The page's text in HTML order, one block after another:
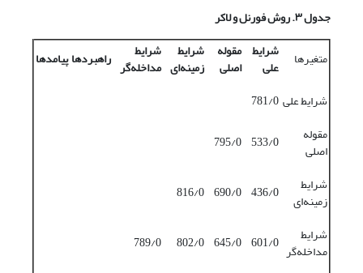
جدول ۳. روش فورنل و لاکر
متغیرها
شرایط
علی
مقوله
اصلی
شرایط
زمینه‌ای
شرایط
مداخله‌گر راهبردهاپیامدها
شرایط علی781/0
مقوله
اصلی 533/0
795/0
شرایط
زمینه‌ای 436/0
690/0
816/0
شرایط
مداخله‌گر 601/0
645/0
802/0
789/0